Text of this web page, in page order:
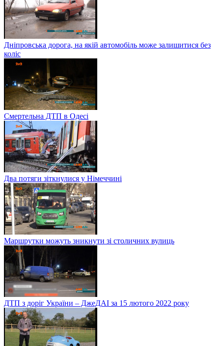
Дніпровська дорога, на якій автомобіль може залишитися без
коліс
Смертельна ДТП в Одесі
Два потяги зіткнулися у Німеччині
Маршрутки можуть зникнути зі столичних вулиць
ДТП з доріг України – ДжеДАІ за 15 лютого 2022 року